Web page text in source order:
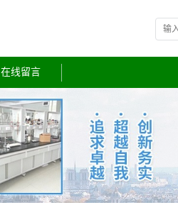
在线留言